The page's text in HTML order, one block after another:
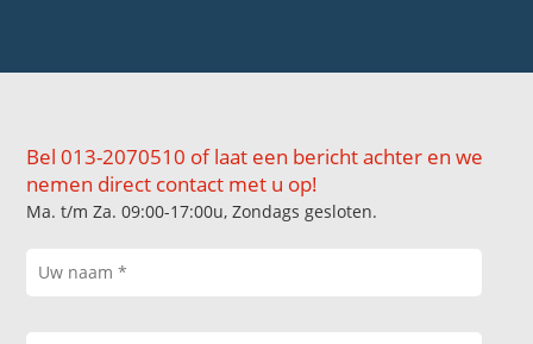
Bel 013-2070510 of laat een bericht achter en we
nemen direct contact met u op!
Ma. t/m Za. 09:00-17:00u, Zondags gesloten.